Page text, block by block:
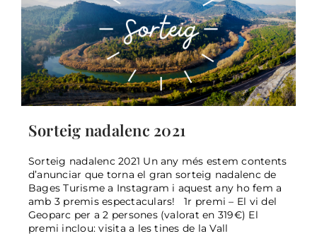
Sorteig nadalenc 2021
Sorteig nadalenc 2021 Un any més estem contents
d’anunciar que torna el gran sorteig nadalenc de
Bages Turisme a Instagram i aquest any ho fem a
amb 3 premis espectaculars! 1r premi – El vi del
Geoparc per a 2 persones (valorat en 319€) El
premi inclou: visita a les tines de la Vall
VII Caminada Oliba al Bages
General